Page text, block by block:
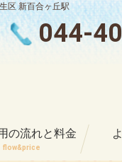
区 新百合ヶ丘駅
044-
の流れと料金
flow&price